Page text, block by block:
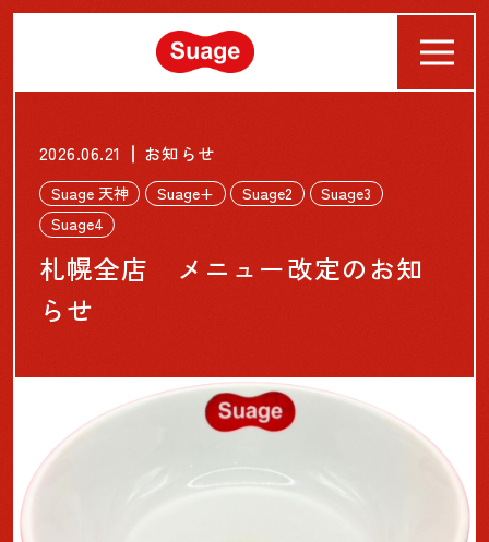
NEWS
2026.06.21 お知らせ
Suage 天神 Suage+ Suage2
Suage3
Suage4
札幌全店 メニュー改定のお知
らせ